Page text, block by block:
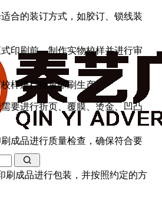
的装订方式，如胶订、锁线装
刷前，制作实物校样并进行审
进行批量印刷生产。
进行折页、覆膜、烫金、凹凸
品进行质量检查，确保符合要
成品进行包装，并按照约定的方